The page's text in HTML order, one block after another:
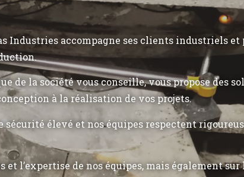
Industries accompagne ses clients industriels et
la société vous conseille, vous propose des
à la réalisation de vos projets.
élevé et nos équipes respectent
et l’expertise de nos équipes, mais également